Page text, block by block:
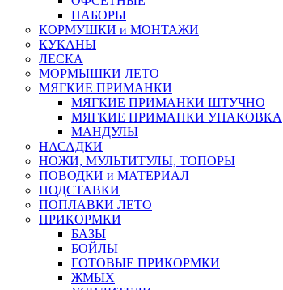
НАБОРЫ
КОРМУШКИ и МОНТАЖИ
КУКАНЫ
ЛЕСКА
МОРМЫШКИ ЛЕТО
МЯГКИЕ ПРИМАНКИ
МЯГКИЕ ПРИМАНКИ ШТУЧНО
МЯГКИЕ ПРИМАНКИ УПАКОВКА
МАНДУЛЫ
НАСАДКИ
НОЖИ, МУЛЬТИТУЛЫ, ТОПОРЫ
ПОВОДКИ и МАТЕРИАЛ
ПОДСТАВКИ
ПОПЛАВКИ ЛЕТО
ПРИКОРМКИ
БАЗЫ
БОЙЛЫ
ГОТОВЫЕ ПРИКОРМКИ
ЖМЫХ